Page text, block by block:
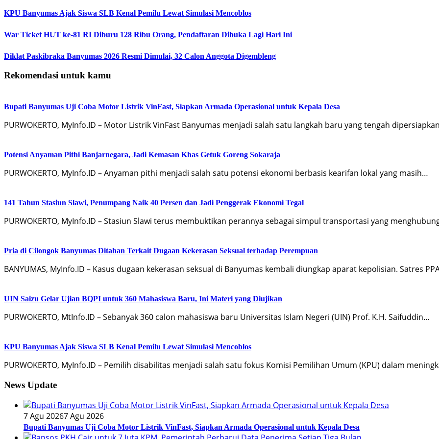
KPU Banyumas Ajak Siswa SLB Kenal Pemilu Lewat Simulasi Mencoblos
War Ticket HUT ke-81 RI Diburu 128 Ribu Orang, Pendaftaran Dibuka Lagi Hari Ini
Diklat Paskibraka Banyumas 2026 Resmi Dimulai, 32 Calon Anggota Digembleng
Rekomendasi untuk kamu
Bupati Banyumas Uji Coba Motor Listrik VinFast, Siapkan Armada Operasional untuk Kepala Desa
PURWOKERTO, MyInfo.ID – Motor Listrik VinFast Banyumas menjadi salah satu langkah baru yang tengah
Potensi Anyaman Pithi Banjarnegara, Jadi Kemasan Khas Getuk Goreng Sokaraja
PURWOKERTO, MyInfo.ID – Anyaman pithi menjadi salah satu potensi ekonomi berbasis kearifan lokal yang masih…
141 Tahun Stasiun Slawi, Penumpang Naik 40 Persen dan Jadi Penggerak Ekonomi Tegal
PURWOKERTO, MyInfo.ID – Stasiun Slawi terus membuktikan perannya sebagai simpul transportasi yang
Pria di Cilongok Banyumas Ditahan Terkait Dugaan Kekerasan Seksual terhadap Perempuan
BANYUMAS, MyInfo.ID – Kasus dugaan kekerasan seksual di Banyumas kembali diungkap aparat kepolisian. Satres
UIN Saizu Gelar Ujian BQPI untuk 360 Mahasiswa Baru, Ini Materi yang Diujikan
PURWOKERTO, MtInfo.ID – Sebanyak 360 calon mahasiswa baru Universitas Islam Negeri (UIN) Prof. K.H. Saifuddin…
KPU Banyumas Ajak Siswa SLB Kenal Pemilu Lewat Simulasi Mencoblos
PURWOKERTO, MyInfo.ID – Pemilih disabilitas menjadi salah satu fokus Komisi Pemilihan Umum (KPU) dalam
News Update
7 Agu 20267 Agu 2026
Bupati Banyumas Uji Coba Motor Listrik VinFast, Siapkan Armada Operasional untuk Kepala Desa